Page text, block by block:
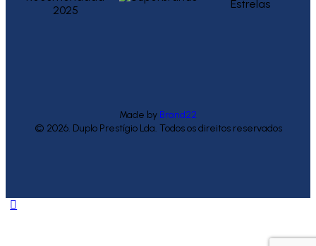
Made by Brand22
© 2026. Duplo Prestígio Lda. Todos os direitos reservados